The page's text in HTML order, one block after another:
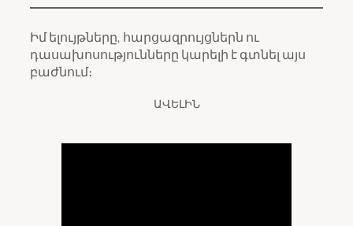
Իմ ելույթները, հարցազրույցներն ու
դասախոսությունները կարելի է գտնել այս
բաժնում։
ԱՎԵԼԻՆ